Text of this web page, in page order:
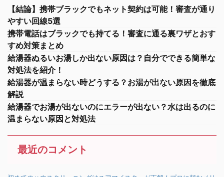
【結論】携帯ブラックでもネット契約は可能！審査が通り
やすい回線5選
携帯電話はブラックでも持てる！審査に通る裏ワザとおす
すめ対策まとめ
給湯器ぬるいお湯しか出ない原因は？自分でできる簡単な
対処法を紹介！
給湯器が温まらない時どうする？お湯が出ない原因を徹底
解説
給湯器でお湯が出ないのにエラーが出ない？水は出るのに
温まらない原因と対処法
最近のコメント